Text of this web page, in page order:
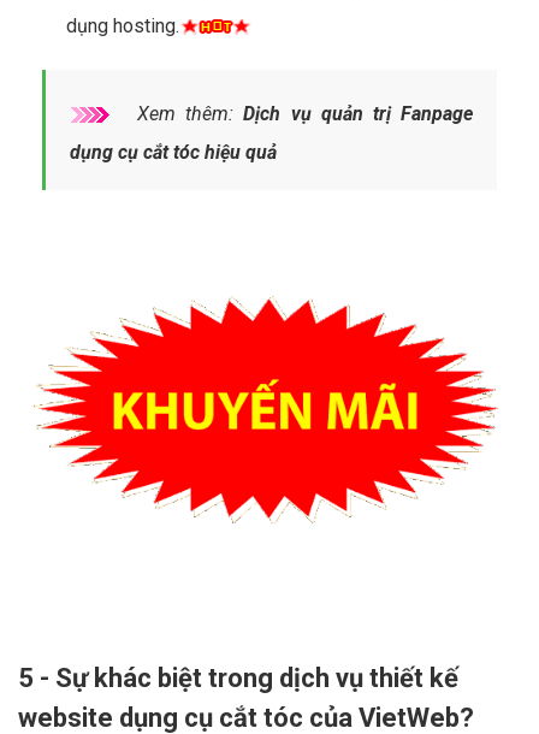
dụng hosting.
Xem thêm:Dịch vụ quản trị Fanpage
dụng cụ cắt tóc hiệu quả
5 - Sự khác biệt trong dịch vụ thiết kế
website dụng cụ cắt tóc của VietWeb?